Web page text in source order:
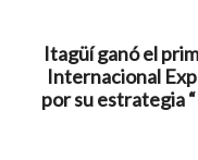
Itagüí ganó el
Internacional
por su estrategia